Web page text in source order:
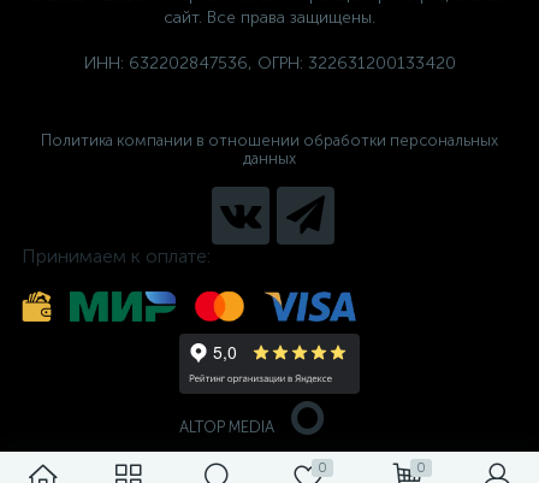
0 0
сайт. Все права защищены.
ИНН: 632202847536, ОГРН: 322631200133420
Политика компании в отношении обработки персональных
данных
Принимаем к оплате:
ALTOP MEDIA